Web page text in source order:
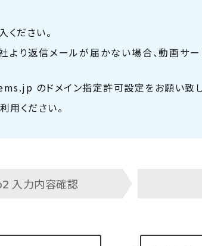
ださい。
より返信メールが届かない場合、動画サ
のドメイン指定許可設定をお願い致し
ください。
入力内容確認